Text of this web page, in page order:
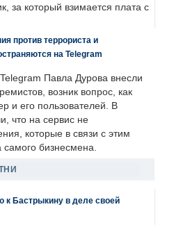
за который взимается плата с
против террориста и
на Telegram
Павла Дурова внесли
возник вопрос, как
и его пользователей. В
что на сервис не
которые в связи с этим
самого бизнесмена.
к Бастрыкину в деле своей